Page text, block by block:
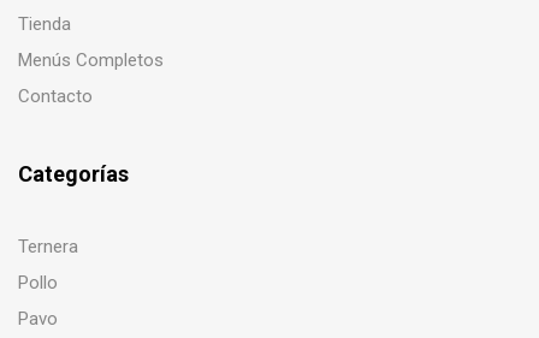
Tienda
Menús Completos
Contacto
Categorías
Ternera
Pollo
Pavo